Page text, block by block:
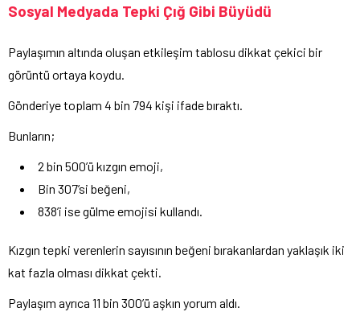
Sosyal Medyada Tepki Çığ Gibi Büyüdü
Paylaşımın altında oluşan etkileşim tablosu dikkat çekici bir
görüntü ortaya koydu.
Gönderiye toplam 4 bin 794 kişi ifade bıraktı.
Bunların;
2 bin 500’ü kızgın emoji,
Bin 307’si beğeni,
838’i ise gülme emojisi kullandı.
Kızgın tepki verenlerin sayısının beğeni bırakanlardan yaklaşık iki
kat fazla olması dikkat çekti.
Paylaşım ayrıca 11 bin 300’ü aşkın yorum aldı.